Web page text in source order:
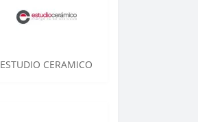
ESTUDIO CERAMICO